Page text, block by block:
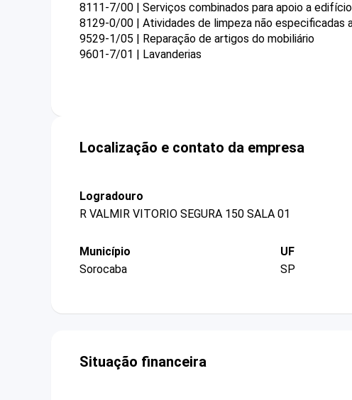
8111-7/00 | Serviços combinados para apoio a
8129-0/00 | Atividades de limpeza não especificadas
9529-1/05 | Reparação de artigos do mobiliário
9601-7/01 | Lavanderias
Localização e contato da empresa
Logradouro
R VALMIR VITORIO SEGURA 150 SALA 01
Município
Sorocaba
UF
SP
Situação financeira